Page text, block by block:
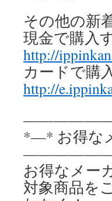
その他の新
現金で購入
http://
カードで購
http://
*—* お得な
お得なメー
対象商品を